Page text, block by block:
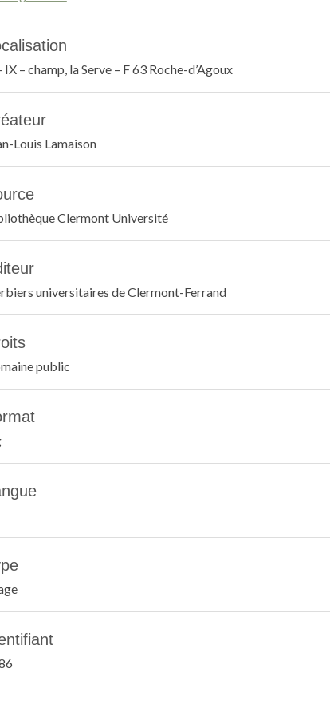
IX – champ, la Serve – F 63 Roche-d’Agoux
Louis Lamaison
Clermont Université
universitaires de Clermont-Ferrand
public